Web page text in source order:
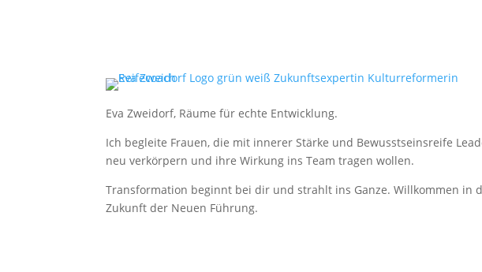
Eva Zweidorf, Räume für echte Entwicklung.
Ich begleite Frauen, die mit innerer Stärke und Bewusstseinsreife
neu verkörpern und ihre Wirkung ins Team tragen wollen.
Transformation beginnt bei dir und strahlt ins Ganze. Willkommen in
Zukunft der Neuen Führung.